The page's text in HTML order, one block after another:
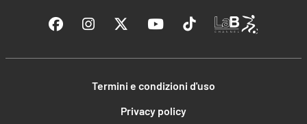
Termini e condizioni d'uso
Privacy policy